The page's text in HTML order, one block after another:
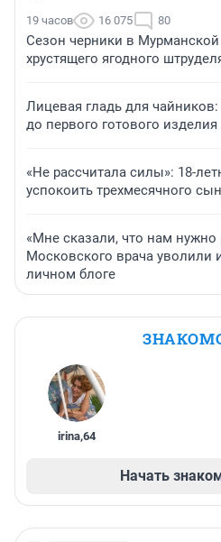
19 часов 16 075 80
Сезон черники в Мурманской
хрустящего ягодного
Лицевая гладь для чайников:
до первого готового изделия
«Не рассчитала силы»: 18-
успокоить трехмесячного
«Мне сказали, что нам нужно
Московского врача уволили
личном блоге
irina,64
Начать